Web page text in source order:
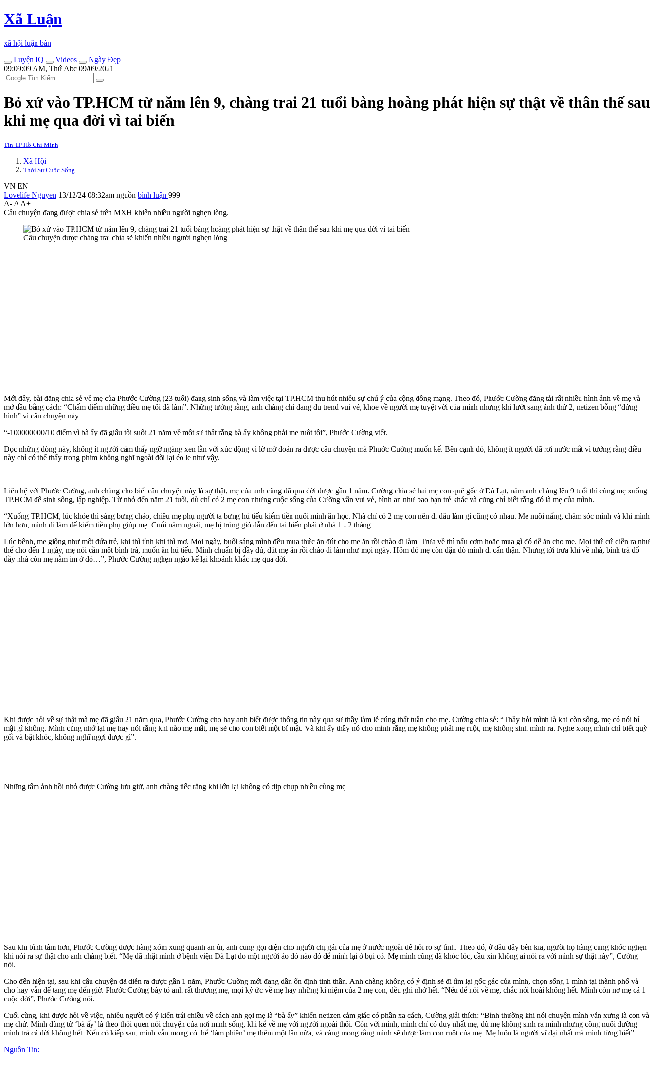
Xã Luận
xã hội luận bàn
Luyện IQ
Videos
Ngày Đẹp
09:09:09 AM, Thứ Abc 09/09/2021
Bỏ xứ vào TP.HCM từ năm lên 9, chàng trai 21 tuổi bàng hoàng phát hiện sự thật về thân thế sau
khi mẹ qua đời vì tai biến
Tin TP Hồ Chí Minh
Xã Hội
Thời Sự Cuộc Sống
VN EN
Lovelife Nguyen 13/12/24 08:32am nguồn bình luận 999
A- A A+
Câu chuyện đang được chia sẻ trên MXH khiến nhiều người nghẹn lòng.
Câu chuyện được chàng trai chia sẻ khiến nhiều người nghẹn lòng
Mới đây, bài đăng chia sẻ về mẹ của Phước Cường (23 tuổi) đang sinh sống và làm việc tại TP.HCM thu hút nhiều sự chú ý của cộng đồng mạng. Theo đó, Phước Cường đăng tải rất nhiều hình ảnh về mẹ và
mở đầu bằng cách: “Chấm điểm những điều mẹ tôi đã làm”. Những tưởng rằng, anh chàng chỉ đang đu trend vui vẻ, khoe về người mẹ tuyệt vời của mình nhưng khi lướt sang ảnh thứ 2, netizen bỗng “đứng
hình” vì câu chuyện này.
“-100000000/10 điểm vì bà ấy đã giấu tôi suốt 21 năm về một sự thật rằng bà ấy không phải mẹ ruột tôi”, Phước Cường viết.
Đọc những dòng này, không ít người cảm thấy ngỡ ngàng xen lẫn với xúc động vì lờ mờ đoán ra được câu chuyện mà Phước Cường muốn kể. Bên cạnh đó, không ít người đã rơi nước mắt vì tưởng rằng điều
này chỉ có thể thấy trong phim không nghĩ ngoài đời lại éo le như vậy.
Liên hệ với Phước Cường, anh chàng cho biết câu chuyện này là sự thật, mẹ của anh cũng đã qua đời được gần 1 năm. Cường chia sẻ hai mẹ con quê gốc ở Đà Lạt, năm anh chàng lên 9 tuổi thì cùng mẹ xuống
TP.HCM để sinh sống, lập nghiệp. Từ nhỏ đến năm 21 tuổi, dù chỉ có 2 mẹ con nhưng cuộc sống của Cường vẫn vui vẻ, bình an như bao bạn trẻ khác và cũng chỉ biết rằng đó là mẹ của mình.
“Xuống TP.HCM, lúc khỏe thì sáng bưng cháo, chiều mẹ phụ người ta bưng hủ tiếu kiếm tiền nuôi mình ăn học. Nhà chỉ có 2 mẹ con nên đi đâu làm gì cũng có nhau. Mẹ nuôi nấng, chăm sóc mình và khi mình
lớn hơn, mình đi làm để kiếm tiền phụ giúp mẹ. Cuối năm ngoái, mẹ bị trúng gió dẫn đến tai biến phải ở nhà 1 - 2 tháng.
Lúc bệnh, mẹ giống như một đứa trẻ, khi thì tỉnh khi thì mơ. Mọi ngày, buổi sáng mình đều mua thức ăn đút cho mẹ ăn rồi chào đi làm. Trưa về thì nấu cơm hoặc mua gì đó dễ ăn cho mẹ. Mọi thứ cứ diễn ra như
thế cho đến 1 ngày, mẹ nói cần một bình trà, muốn ăn hủ tiếu. Mình chuẩn bị đầy đủ, đút mẹ ăn rồi chào đi làm như mọi ngày. Hôm đó mẹ còn dặn dò mình đi cẩn thận. Nhưng tới trưa khi về nhà, bình trà đổ
đầy nhà còn mẹ nằm im ở đó…”, Phước Cường nghẹn ngào kể lại khoảnh khắc mẹ qua đời.
Khi được hỏi về sự thật mà mẹ đã giấu 21 năm qua, Phước Cường cho hay anh biết được thông tin này qua sư thầy làm lễ cúng thất tuần cho mẹ. Cường chia sẻ: “Thầy hỏi mình là khi còn sống, mẹ có nói bí
mật gì không. Mình cũng nhớ lại mẹ hay nói rằng khi nào mẹ mất, mẹ sẽ cho con biết một bí mật. Và khi ấy thầy nó cho mình rằng mẹ không phải mẹ ruột, mẹ không sinh mình ra. Nghe xong mình chỉ biết quỳ
gối và bật khóc, không nghĩ ngợi được gì”.
Những tấm ảnh hồi nhỏ được Cường lưu giữ, anh chàng tiếc rằng khi lớn lại không có dịp chụp nhiều cùng mẹ
Sau khi bình tâm hơn, Phước Cường được hàng xóm xung quanh an ủi, anh cũng gọi điện cho người chị gái của mẹ ở nước ngoài để hỏi rõ sự tình. Theo đó, ở đầu dây bên kia, người họ hàng cũng khóc nghẹn
khi nói ra sự thật cho anh chàng biết. “Mẹ đã nhặt mình ở bệnh viện Đà Lạt do một người áo đỏ nào đó để mình lại ở bụi cỏ. Mẹ mình cũng đã khóc lóc, cầu xin không ai nói ra với mình sự thật này”, Cường
nói.
Cho đến hiện tại, sau khi câu chuyện đã diễn ra được gần 1 năm, Phước Cường mới đang dần ổn định tinh thần. Anh chàng không có ý định sẽ đi tìm lại gốc gác của mình, chọn sống 1 mình tại thành phố và
cho hay vẫn để tang mẹ đến giờ. Phước Cường bày tỏ anh rất thương mẹ, mọi ký ức về mẹ hay những kỉ niệm của 2 mẹ con, đều ghi nhớ hết. “Nếu để nói về mẹ, chắc nói hoài không hết. Mình còn nợ mẹ cả 1
cuộc đời”, Phước Cường nói.
Cuối cùng, khi được hỏi về việc, nhiều người có ý kiến trái chiều về cách anh gọi mẹ là “bà ấy” khiến netizen cảm giác có phần xa cách, Cường giải thích: “Bình thường khi nói chuyện mình vẫn xưng là con và
mẹ chứ. Mình dùng từ ‘bà ấy’ là theo thói quen nói chuyện của nơi mình sống, khi kể về mẹ với người ngoài thôi. Còn với mình, mình chỉ có duy nhất mẹ, dù mẹ không sinh ra mình nhưng công nuôi dưỡng
mình trả cả đời không hết. Nếu có kiếp sau, mình vẫn mong có thể ‘làm phiền’ mẹ thêm một lần nữa, và càng mong rằng mình sẽ được làm con ruột của mẹ. Mẹ luôn là người vĩ đại nhất mà mình từng biết”.
Nguồn Tin: